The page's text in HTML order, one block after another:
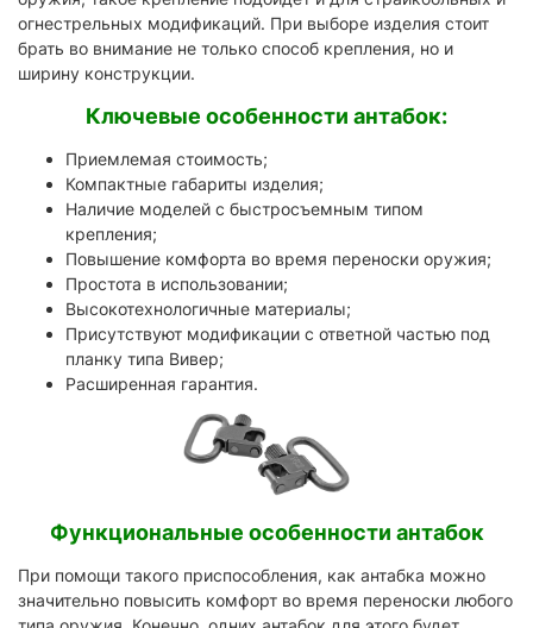
огнестрельных модификаций. При выборе изделия стоит
брать во внимание не только способ крепления, но и
ширину конструкции.
Ключевые особенности антабок:
Приемлемая стоимость;
Компактные габариты изделия;
Наличие моделей с быстросъемным типом
крепления;
Повышение комфорта во время переноски оружия;
Простота в использовании;
Высокотехнологичные материалы;
Присутствуют модификации с ответной частью под
планку типа Вивер;
Расширенная гарантия.
Функциональные особенности антабок
При помощи такого приспособления, как антабка можно
значительно повысить комфорт во время переноски любого